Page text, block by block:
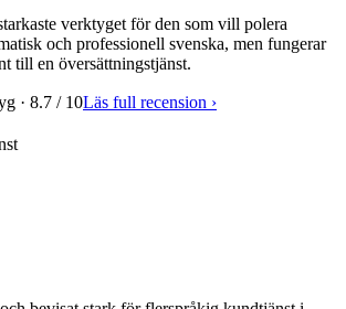
verktyget för den som vill polerа
och professionell svenska, men fungerar
till en översättningstjänst.
· 8.7 / 10Läs full recension ›